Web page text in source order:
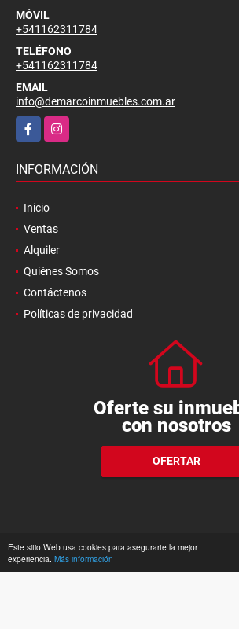
Este sitio Web usa cookies para asegurarte la mejor
experiencia. Más información
MÓVIL
+541162311784
TELÉFONO
+541162311784
EMAIL
info@demarcoinmuebles.com.ar
FacebookInstagram
INFORMACIÓN
Inicio
Ventas
Alquiler
Quiénes Somos
Contáctenos
Políticas de privacidad
Oferte su
con nosotros
OFERTAR